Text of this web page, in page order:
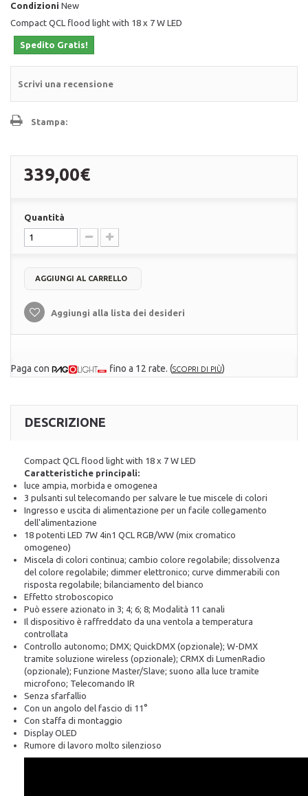
Condizioni New
Compact QCL flood light with 18 x 7 W LED
Spedito Gratis!
Scrivi una recensione
Stampa:
339,00€
Quantità
AGGIUNGI AL CARRELLO
Aggiungi alla lista dei desideri
Paga con fino a 12 rate. (SCOPRI DI PIÙ)
DESCRIZIONE
Compact QCL flood light with 18 x 7 W LED
Caratteristiche principali:
luce ampia, morbida e omogenea
3 pulsanti sul telecomando per salvare le tue miscele di colori
Ingresso e uscita di alimentazione per un facile collegamento
dell'alimentazione
18 potenti LED 7W 4in1 QCL RGB/WW (mix cromatico
omogeneo)
Miscela di colori continua; cambio colore regolabile; dissolvenza
del colore regolabile; dimmer elettronico; curve dimmerabili con
risposta regolabile; bilanciamento del bianco
Effetto stroboscopico
Può essere azionato in 3; 4; 6; 8; Modalità 11 canali
Il dispositivo è raffreddato da una ventola a temperatura
controllata
Controllo autonomo; DMX; QuickDMX (opzionale); W-DMX
tramite soluzione wireless (opzionale); CRMX di LumenRadio
(opzionale); Funzione Master/Slave; suono alla luce tramite
microfono; Telecomando IR
Senza sfarfallio
Con un angolo del fascio di 11°
Con staffa di montaggio
Display OLED
Rumore di lavoro molto silenzioso